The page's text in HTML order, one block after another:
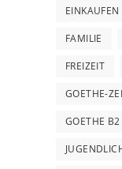
EINKAUFEN
FAMILIE
FREIZEIT
GOETHE-
GOETHE B2